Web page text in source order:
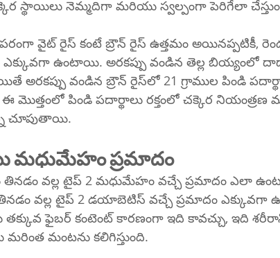
స్థాయిలు నెమ్మదిగా మరియు స్వల్పంగా పెరిగేలా
వైట్ రైస్ కంటే బ్రౌన్ రైస్ ఉత్తమం అయినప్పటికీ,
ఎక్కువగా ఉంటాయి. అరకప్పు వండిన తెల్ల బియ్యంలో
బ్రౌన్ రైస్‌లో 21 గ్రాముల పిండి పదార్థాలు ఉంటాయి.
మొత్తంలో పిండి పదార్థాలు రక్తంలో చక్కెర
చూపుతాయి.
మధుమేహం ప్రమాదం
తినడం వల్ల టైప్ 2 మధుమేహం వచ్చే ప్రమాదం ఎలా
వల్ల టైప్ 2 డయాబెటిస్ వచ్చే ప్రమాదం ఎక్కువగా
మరింత మంటను కలిగిస్తుంది.